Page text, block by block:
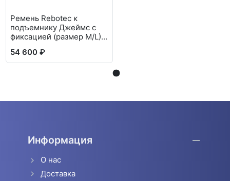
Ремень Rebotec к
подъемнику Джеймс с
фиксацией (размер M/L)
54 600 ₽
Информация
О нас
Доставка